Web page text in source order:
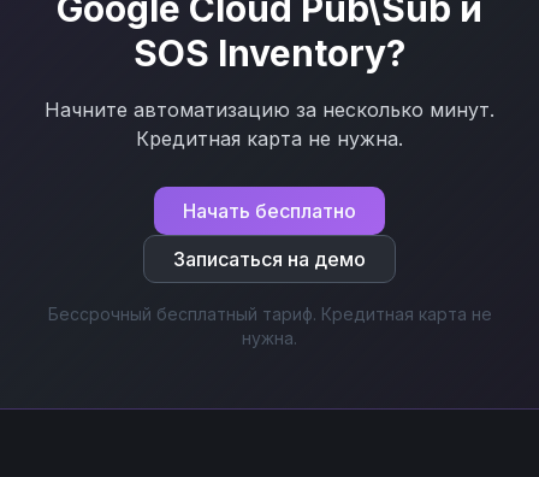
SOS Inventory?
Начните автоматизацию за несколько минут.
Кредитная карта не нужна.
Начать бесплатно
Записаться на демо
Бессрочный бесплатный тариф. Кредитная карта не
нужна.